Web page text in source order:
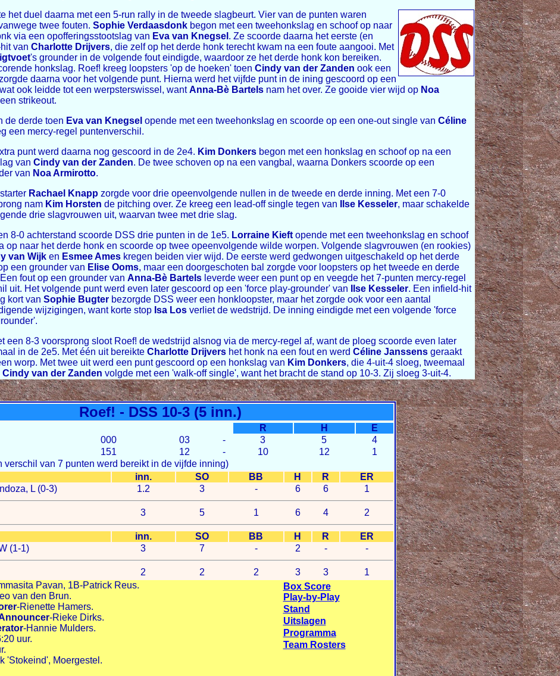
het duel daarna met een 5-run rally in de tweede slagbeurt. Vier van de punten waren
twee fouten. Sophie Verdaasdonk begon met een tweehonkslag en schoof op naar
via een opofferingsstootslag van Eva van Knegsel . Ze scoorde daarna het eerste (en
van Charlotte Drijvers, die zelf op het derde honk terecht kwam na een foute aangooi. Met
's grounder in de volgende fout eindigde, waardoor ze het derde honk kon bereiken.
honkslag. Roef! kreeg loopsters 'op de hoeken' toen Cindy van der Zanden ook een
daarna voor het volgende punt. Hierna werd het vijfde punt in de ining gescoord op een
ook leidde tot een werpsterswissel, wantAnna-Bè Bartels nam het over. Ze gooide vier wijd op Noa
strikeout.
de derde toen Eva van Knegsel opende met een tweehonkslag en scoorde op een one-out single van Céline
een mercy-regel puntenverschil.
punt werd daarna nog gescoord in de 2e4. Kim Donkers begon met een honkslag en schoof op na een
van Cindy van der Zanden. De twee schoven op na een vangbal, waarna Donkers scoorde op een
van Noa Armirotto.
Rachael Knapp zorgde voor drie opeenvolgende nullen in de tweede en derde inning. Met een 7-0
nam Kim Horsten de pitching over. Ze kreeg een lead-off single tegen van Ilse Kesseler, maar schakelde
drie slagvrouwen uit, waarvan twee met drie slag.
8-0 achterstand scoorde DSS drie punten in de 1e5. Lorraine Kieft opende met een tweehonkslag en schoof
op naar het derde honk en scoorde op twee opeenvolgende wilde worpen. Volgende slagvrouwen (en rookies)
van Wijk en Esmee Ames kregen beiden vier wijd. De eerste werd gedwongen uitgeschakeld op het derde
een grounder van Elise Ooms, maar een doorgeschoten bal zorgde voor loopsters op het tweede en derde
fout op een grounder van Anna-Bè Bartels leverde weer een punt op en veegde het 7-punten mercy-regel
uit. Het volgende punt werd even later gescoord op een 'force play-grounder' van
Ilse Kesseler. Een infield-hit
kort van Sophie Bugter bezorgde DSS weer een honkloopster, maar het zorgde ook voor een aantal
wijzigingen, want korte stop Isa Los verliet de wedstrijd. De inning eindigde met een volgende 'force
een 8-3 voorsprong sloot Roef! de wedstrijd alsnog via de mercy-regel af, want de ploeg scoorde even later
in de 2e5. Met één uit bereikte Charlotte Drijvers het honk na een fout en werd Céline Janssens geraakt
worp. Met twee uit werd een punt gescoord op een honkslag van Kim Donkers, die 4-uit-4 sloeg, tweemaal
Cindy van der Zanden volgde met een 'walk-off single', want het bracht de stand op 10-3. Zij sloeg 3-uit-4.
Roef! - DSS 10-3 (5 inn.)
R H
E
000 03 - 3 5
4
151 12 - 10 12
1
verschil van 7 punten werd bereikt in de vijfde inning)
inn. SO BB H R
ER
L (0-3)
1.2 3 - 6 6 1
3 5 1 6 4 2
inn. SO BB H R
ER
(1-1)
3 7 - 2 - -
2 2 2 3 3
1
Box Score
Play-by-Play
Stand
Uitslagen
Programma
Team Rosters
Pavan, 1B-Patrick Reus.
van den Brun.
-Rienette Hamers.
-Rieke Dirks.
-Hannie Mulders.
uur.
'Stokeind', Moergestel.